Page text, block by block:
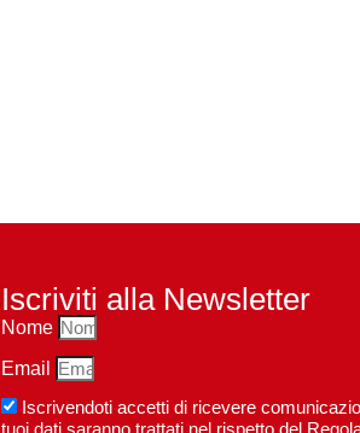
Iscriviti alla Newsletter
Nome
Email
Iscrivendoti accetti di ricevere
tuoi dati saranno trattati nel rispetto del